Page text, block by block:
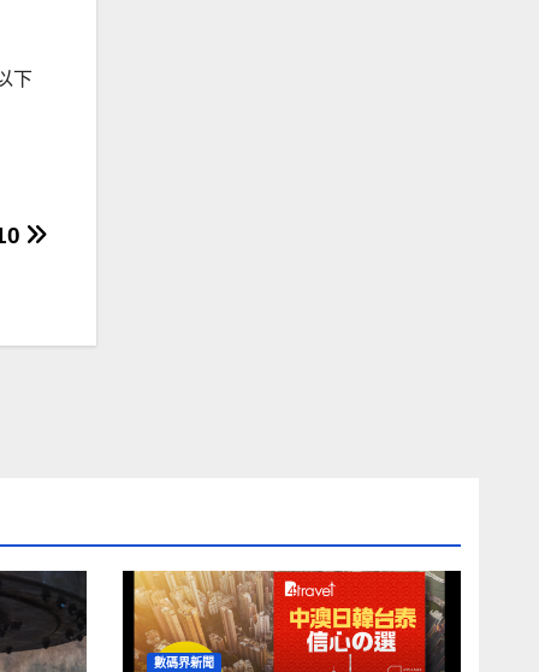
下
數碼界新聞